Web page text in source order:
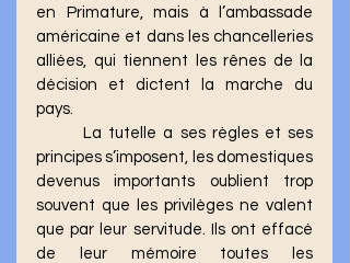
en Primature, mais à l’ambassade
américaine et dans les chancelleries
alliées, qui tiennent les rênes de la
décision et dictent la marche du
pays.
principes s’imposent, les domestiques
devenus importants oublient trop
souvent que les privilèges ne valent
que par leur servitude. Ils ont effacé
de leur mémoire toutes les